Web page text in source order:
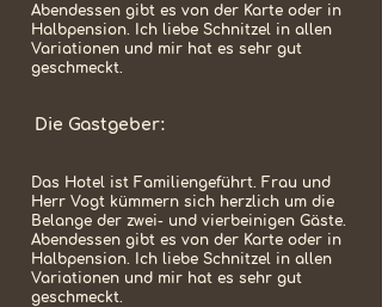
Abendessen gibt es von der Karte oder in
Halbpension. Ich liebe Schnitzel in allen
Variationen und mir hat es sehr gut
geschmeckt.
Die Gastgeber:
Das Hotel ist Familiengeführt. Frau und
Herr Vogt kümmern sich herzlich um die
Belange der zwei- und vierbeinigen Gäste.
Abendessen gibt es von der Karte oder in
Halbpension. Ich liebe Schnitzel in allen
Variationen und mir hat es sehr gut
geschmeckt.